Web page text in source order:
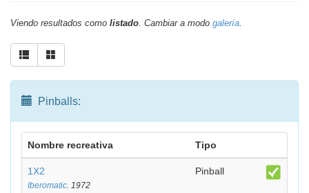
Viendo resultados como listado. Cambiar a modo galería.
Pinballs:
Nombre recreativa Tipo
1X2
Iberomatic. 1972
Pinball